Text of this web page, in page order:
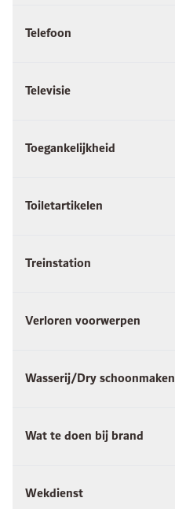
Telefoon
Televisie
Toegankelijkheid
Toiletartikelen
Treinstation
Verloren voorwerpen
Wasserij/Dry schoonmaken
Wat te doen bij brand
Wekdienst